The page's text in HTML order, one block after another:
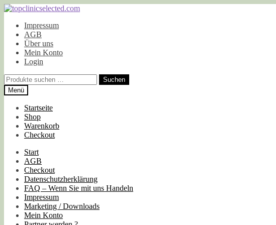
Zur
springen
Zum
springenImpressum
AGB
Über uns
Mein Konto
Login
Suchen
nach:
Suchen
Menü
Startseite
Shop
Warenkorb
Checkout
Start
AGB
Checkout
Datenschutzherklärung
FAQ – Wenn Sie mit uns Handeln
Impressum
Marketing / Downloads
Mein Konto